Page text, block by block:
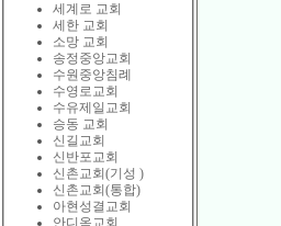
세계로 교회
세한 교회
소망 교회
송정중앙교회
수원중앙침례
수영로교회
수유제일교회
승동 교회
신길교회
신반포교회
신촌교회(기성 )
신촌교회(통합)
아현성결교회
안디옥교회